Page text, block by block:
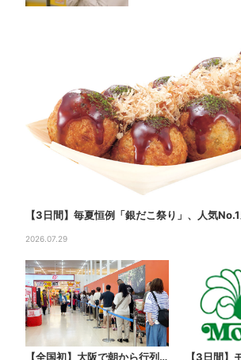
【3日間】毎夏恒例「銀だこ祭り」、人気
2026.07.29
【全国初】大阪で朝から行列… 【3日間】